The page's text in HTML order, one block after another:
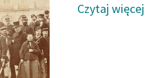
Czytaj więcej